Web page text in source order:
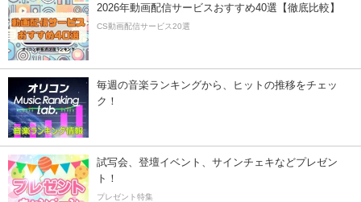
2026年動画配信サービスおすすめ40選【徹底比較】
CS動画配信サービス20選
毎週の音楽ランキングから、ヒットの推移をチェッ
ク！
試写会、登壇イベント、サインチェキなどプレゼン
ト！
プレゼント特集